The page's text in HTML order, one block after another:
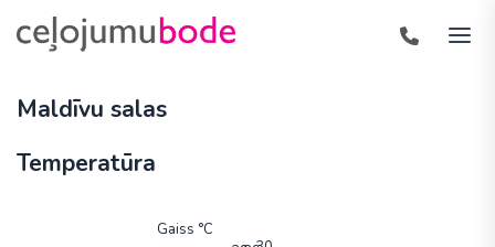
Maldīvu salas
Temperatūra
Gaiss °C